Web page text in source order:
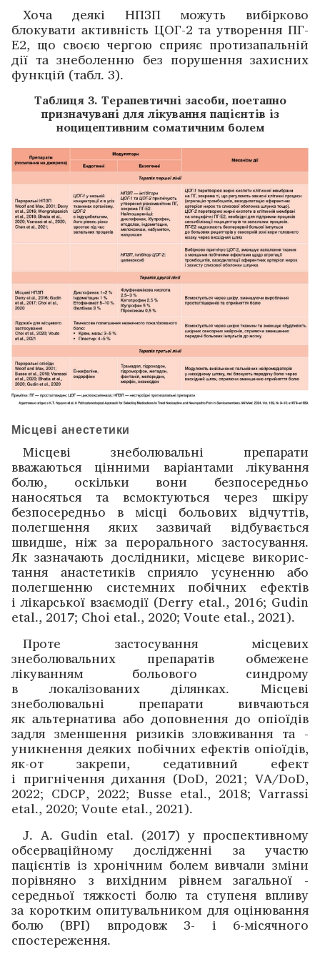
Хоча деякі НПЗП ­можуть вибірково
блокувати ­активність ЦОГ-2 та утворення ПГ-
Е2, що своєю ­чергою сприяє проти­запальній
дії та ­знеболенню без порушення захисних
функцій (табл. 3).
Таблиця 3. Терапевтичні засоби, поетапно
призначувані для лікування пацієнтів із
ноцицептивним соматичним болем
Місцеві анестетики
Місцеві знеболювальні препарати
вважаються ­цінними варіантами лікування
болю, оскільки вони безпосередньо
наносяться та всмоктуються через шкіру
безпосередньо в місці больових відчуттів,
полегшення яких зазвичай відбувається
швидше, ніж за перорального ­застосування.
Як зазначають дослідники, місцеве викорис­
тання анастетиків сприяло усуненню або
полегшенню системних побіч­них ефектів
і лікарської взаємодії (Derry etal., 2016; Gudin
etal., 2017; Choi etal., 2020; Voute etal., 2021).
Проте застосування місцевих
знеболювальних препаратів обмежене
лікуванням больо­вого синдрому
в локалізованих ділянках. Місцеві
знеболювальні препарати вивчаються
як альтернатива або доповнення до опіо­їдів
задля зменшення ризиків зло­вживання та ­
уникнення ­деяких побічних ефектів ­опіоїдів,
як-от закрепи, седативний ефект
і пригнічення дихання (DoD, 2021; VA/DoD,
2022; CDCP, 2022; Busse etal., 2018; Varrassi
etal., 2020; Voute etal., 2021).
J. A. Gudin etal. (2017) у проспективному
обсерваційному дослі­дженні за участю
пацієнтів із хронічним ­болем вивчали зміни
порівняно з вихідним рівнем загальної ­
середньої тяжкості болю та ступеня впливу
за коротким опитувальником для оцінювання
болю (BPI) впродовж 3- і 6-місячного
спостереження.